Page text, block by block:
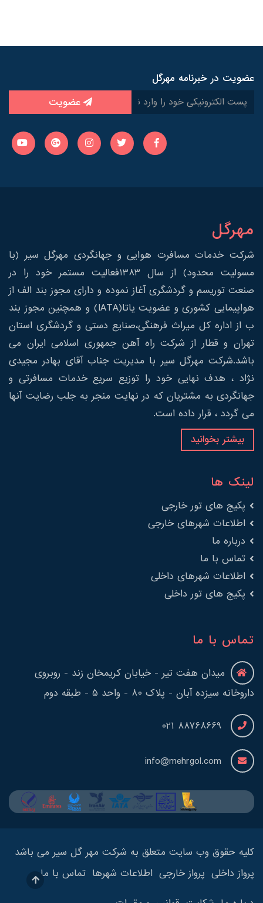
عضویت در خبرنامه مهرگل
عضویت
مهرگل
شرکت خدمات مسافرت هوایی و جهانگردی مهرگل سیر (با
مسولیت محدود) از سال 1383فعالیت مستمر خود را در
صنعت توریسم و گردشگری آغاز نموده و دارای مجوز بند الف از
هواپیمایی کشوری و عضویت یاتا(IATA) و همچنین مجوز بند
ب از اداره کل میراث فرهنگی،صنایع دستی و گردشگری استان
تهران و قطار از شرکت راه آهن جمهوری اسلامی ایران می
باشد.شرکت مهرگل سیر با مدیریت جناب آقای بهادر مجیدی
نژاد ، هدف نهایی خود را توزیع سریع خدمات مسافرتی و
جهانگردی به مشتریان که در نهایت منجر به جلب رضایت آنها
می گردد ، قرار داده است.
بیشتر بخوانید
لینک ها
پکیج های تور خارجی
اطلاعات شهرهای خارجی
درباره ما
تماس با ما
اطلاعات شهرهای داخلی
پکیج های تور داخلی
تماس با ما
میدان هفت تیر - خیابان کریمخان زند - روبروی
داروخانه سیزده آبان - پلاک 80 - واحد 5 - طبقه دوم
88768669 021
info@mehrgol.com
کلیه حقوق وب سایت متعلق به شرکت مهر گل سیر می باشد
پرواز داخلی پرواز خارجی اطلاعات شهرها تماس با ما